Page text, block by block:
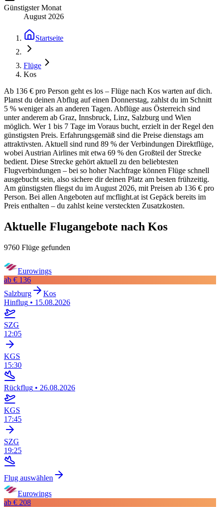
Günstigster Monat
August 2026
Startseite
Flüge
Kos
Ab 136 € pro Person geht es los – Flüge nach Kos warten auf dich.
Planst du deinen Abflug auf einen Donnerstag, zahlst du im Schnitt
5 % weniger als an anderen Tagen. Abflüge aus Österreich sind
unter anderem ab Graz, Innsbruck, Linz, Salzburg und Wien
möglich. Wer 1 bis 7 Tage im Voraus bucht, erzielt in der Regel den
günstigsten Preis. Erfahrungsgemäß sind die Preise dienstags am
attraktivsten. Aktuell sind rund 89 % der Verbindungen Direktflüge,
wobei Austrian Airlines mit etwa 69 % den Großteil der Strecke
bedient. Diese Strecke gehört aktuell zu den beliebtesten
Flugverbindungen – bei so hoher Nachfrage können Flüge schnell
ausgebucht sein, also sichere dir deinen Platz am besten frühzeitig.
Am günstigsten fliegst du im August 2026, mit Preisen ab 136 € pro
Person. Bei allen Angeboten auf mcflight.at ist Gepäck bereits im
Preis enthalten – du zahlst keine versteckten Zusatzkosten.
Aktuelle Flugangebote nach Kos
9760 Flüge gefunden
Eurowings
ab € 136
Salzburg
Kos
Hinflug • 15.08.2026
SZG
12:05
KGS
15:30
Rückflug • 26.08.2026
KGS
17:45
SZG
19:25
Flug auswählen
Eurowings
ab € 208